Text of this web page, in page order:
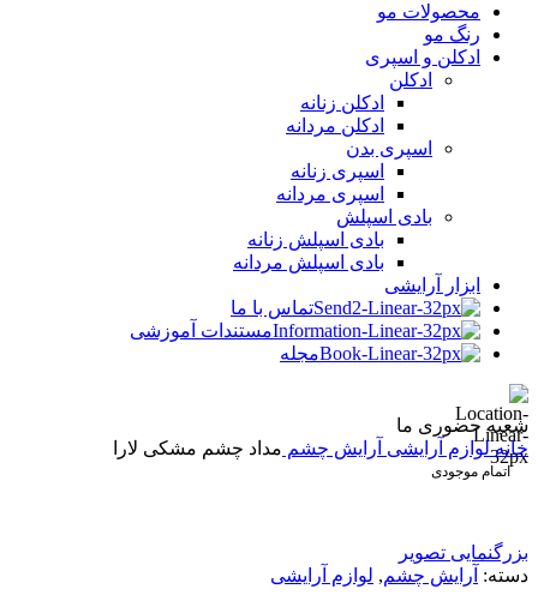
محصولات مو
رنگ مو
ادکلن و اسپری
ادکلن
ادکلن زنانه
ادکلن مردانه
اسپری بدن
اسپری زنانه
اسپری مردانه
بادی اسپلش
بادی اسپلش زنانه
بادی اسپلش مردانه
ابزار آرایشی
تماس با ما
مستندات آموزشی
مجله
شعبه حضوری ما
خانهلوازم آرایشی آرایش چشم مداد چشم مشکی لارا
اتمام موجودی
بزرگنمایی تصویر
دسته: آرایش چشم, لوازم آرایشی